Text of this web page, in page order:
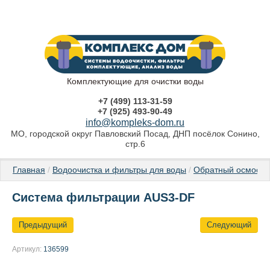
Комплектующие для очистки воды
+7 (499) 113-31-59
+7 (925) 493-90-49
info@kompleks-dom.ru
МО, городской округ Павловский Посад, ДНП посёлок Сонино,
стр.6
Главная / Водоочистка и фильтры для воды / Обратный осмос
Система фильтрации AUS3-DF
Предыдущий Следующий
Артикул: 136599